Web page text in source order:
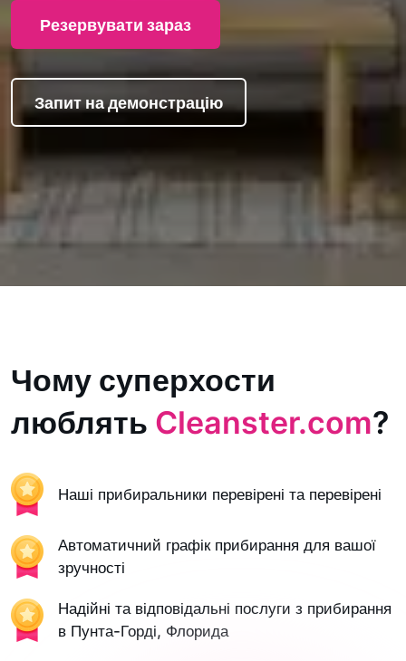
Резервувати зараз
Запит на демонстрацію
Чому суперхости
люблять Cleanster.com?
Наші прибиральники перевірені та перевірені
Автоматичний графік прибирання для вашої
зручності
Надійні та відповідальні послуги з прибирання
в Пунта-Горді, Флорида